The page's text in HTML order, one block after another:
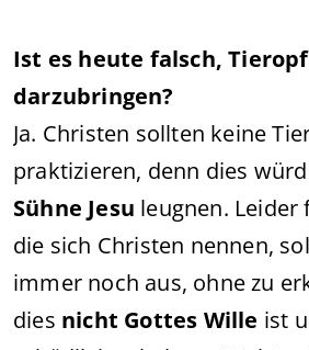
Ist es heute falsch,
darzubringen?
Ja. Christen sollten keine
praktizieren, denn dies
Sühne Jesu leugnen.
die sich Christen nennen,
immer noch aus, ohne zu
dies nicht Gottes Wille ist